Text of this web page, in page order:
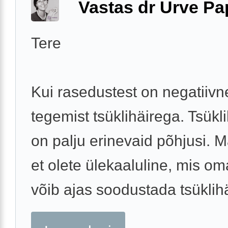
Vastas dr Urve
Tere
Kui rasedustest on
tegemist tsüklihäirega.
on palju erinevaid põhjusi.
et olete ülekaaluline, mis
võib ajas soodustada